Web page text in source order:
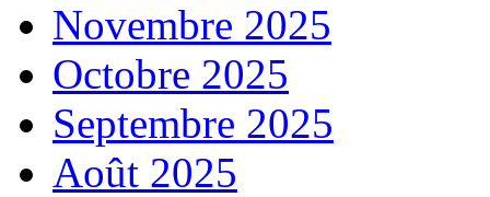
Novembre 2025
Octobre 2025
Septembre 2025
Août 2025